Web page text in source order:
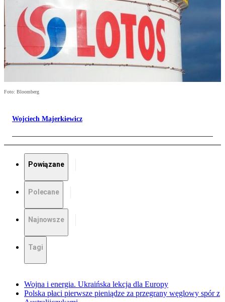
Foto: Bloomberg
Wojciech Majerkiewicz
Powiązane
Polecane
Najnowsze
Tagi
Wojna i energia. Ukraińska lekcja dla Europy
Polska płaci pierwsze pieniądze za przegrany węglowy spór z